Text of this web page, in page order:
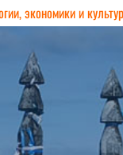
экономики и